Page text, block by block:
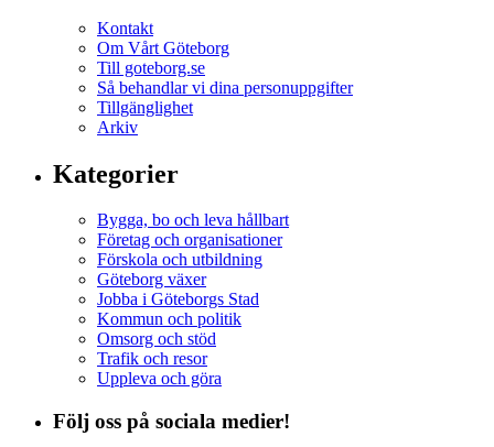
Kontakt
Om Vårt Göteborg
Till goteborg.se
Så behandlar vi dina personuppgifter
Tillgänglighet
Arkiv
Kategorier
Bygga, bo och leva hållbart
Företag och organisationer
Förskola och utbildning
Göteborg växer
Jobba i Göteborgs Stad
Kommun och politik
Omsorg och stöd
Trafik och resor
Uppleva och göra
Följ oss på sociala medier!